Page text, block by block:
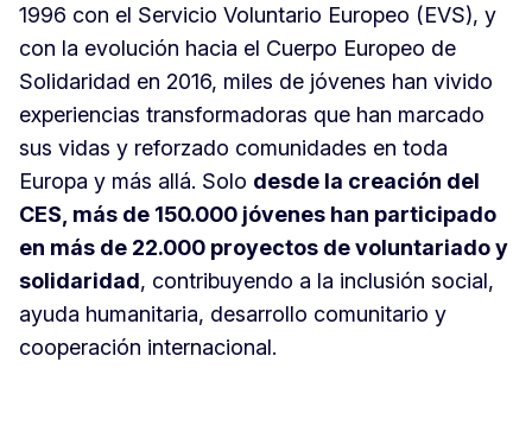
1996 con el Servicio Voluntario Europeo (EVS), y
con la evolución hacia el Cuerpo Europeo de
Solidaridad en 2016, miles de jóvenes han vivido
experiencias transformadoras que han marcado
sus vidas y reforzado comunidades en toda
Europa y más allá. Solo desde la creación del
CES, más de 150.000 jóvenes han participado
en más de 22.000 proyectos de voluntariado y
solidaridad, contribuyendo a la inclusión social,
ayuda humanitaria, desarrollo comunitario y
cooperación internacional.